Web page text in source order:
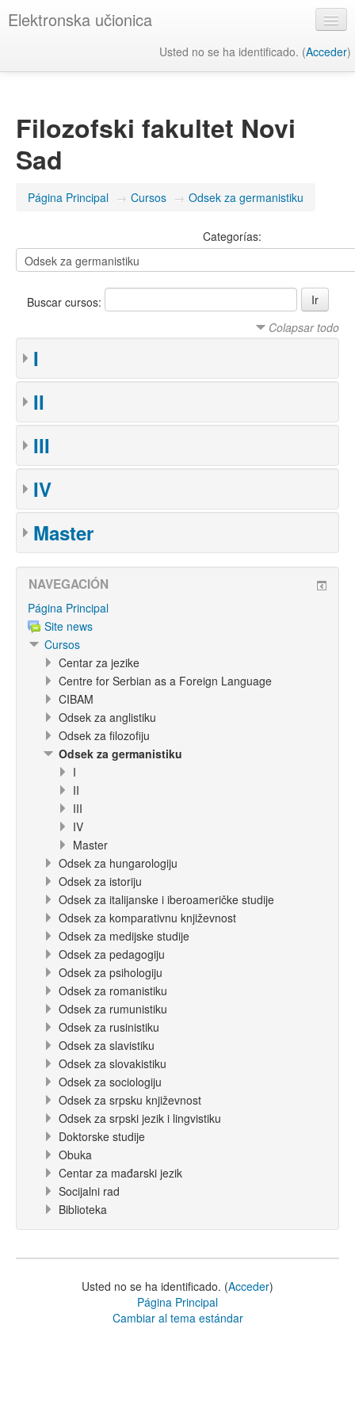
Elektronska učionica
Usted no se ha identificado. (Acceder)
Filozofski fakultet Novi
Sad
Página Principal → Cursos → Odsek za germanistiku
Categorías:
Buscar cursos:
Colapsar todo
I
II
III
IV
Master
NAVEGACIÓN
Página Principal
Site news
Cursos
Centar za jezike
Centre for Serbian as a Foreign Language
CIBAM
Odsek za anglistiku
Odsek za filozofiju
Odsek za germanistiku
I
II
III
IV
Master
Odsek za hungarologiju
Odsek za istoriju
Odsek za italijanske i iberoameričke studije
Odsek za komparativnu književnost
Odsek za medijske studije
Odsek za pedagogiju
Odsek za psihologiju
Odsek za romanistiku
Odsek za rumunistiku
Odsek za rusinistiku
Odsek za slavistiku
Odsek za slovakistiku
Odsek za sociologiju
Odsek za srpsku književnost
Odsek za srpski jezik i lingvistiku
Doktorske studije
Obuka
Centar za mađarski jezik
Socijalni rad
Biblioteka
Usted no se ha identificado. (Acceder)
Página Principal
Cambiar al tema estándar